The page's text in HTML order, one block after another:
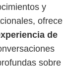
y
ofrece
de
sobre